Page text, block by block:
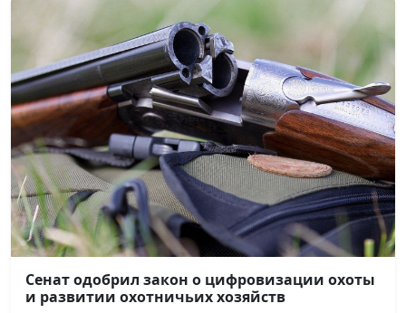
Сенат одобрил закон о цифровизации охоты
и развитии охотничьих хозяйств